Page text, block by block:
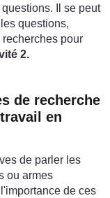
Il se peut
questions,
pour
2.
de recherche
en
de parler les
ou armes
de ces